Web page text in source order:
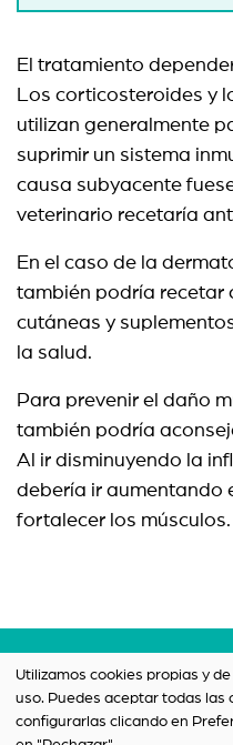
El tratamiento
Los corticosteroides y
utilizan generalmente
suprimir un sistema
causa subyacente
veterinario recetaría
En el caso de la
también podría recetar
cutáneas y
la salud.
Para prevenir el daño
también podría
Al ir disminuyendo la
debería ir aumentando
fortalecer los músculos.
Política
Utilizamos cookies propias y
uso. Puedes aceptar todas las
configurarlas clicando en